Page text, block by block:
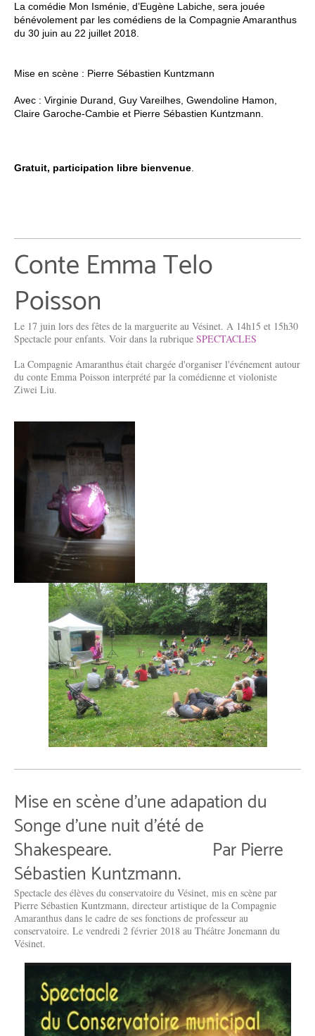
La comédie Mon Isménie, d’Eugène Labiche, sera jouée
bénévolement par les comédiens de la Compagnie Amaranthus
du 30 juin au 22 juillet 2018.
Mise en scène : Pierre Sébastien Kuntzmann
Avec : Virginie Durand, Guy Vareilhes, Gwendoline Hamon,
Claire Garoche-Cambie et Pierre Sébastien Kuntzmann.
Gratuit, participation libre bienvenue.
Conte Emma Telo
Poisson
Le 17 juin lors des fêtes de la marguerite au Vésinet. A 14h15 et 15h30
Spectacle pour enfants. Voir dans la rubrique SPECTACLES
La Compagnie Amaranthus était chargée d'organiser l'événement autour
du conte Emma Poisson interprété par la comédienne et violoniste
Ziwei Liu.
Mise en scène d'une adapation du
Songe d'une nuit d'été de
Shakespeare. Par Pierre
Sébastien Kuntzmann.
Spectacle des élèves du conservatoire du Vésinet, mis en scène par
Pierre Sébastien Kuntzmann, directeur artistique de la Compagnie
Amaranthus dans le cadre de ses fonctions de professeur au
conservatoire. Le vendredi 2 février 2018 au Théâtre Jonemann du
Vésinet.